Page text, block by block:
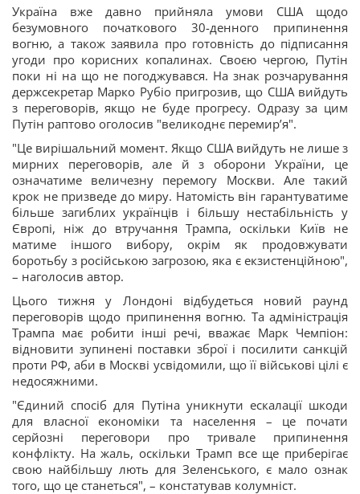
Україна вже давно прийняла умови США щодо
безумовного початкового 30-денного припинення
вогню, а також заявила про готовність до підписання
угоди про корисних копалинах. Своєю чергою, Путін
поки ні на що не погоджувався. На знак розчарування
держсекретар Марко Рубіо пригрозив, що США вийдуть
з переговорів, якщо не буде прогресу. Одразу за цим
Путін раптово оголосив "великоднє перемирʼя".
"Це вирішальний момент. Якщо США вийдуть не лише з
мирних переговорів, але й з оборони України, це
означатиме величезну перемогу Москви. Але такий
крок не призведе до миру. Натомість він гарантуватиме
більше загиблих українців і більшу нестабільність у
Європі, ніж до втручання Трампа, оскільки Київ не
матиме іншого вибору, окрім як продовжувати
боротьбу з російською загрозою, яка є екзистенційною",
– наголосив автор.
Цього тижня у Лондоні відбудеться новий раунд
переговорів щодо припинення вогню. Та адміністрація
Трампа має робити інші речі, вважає Марк Чемпіон:
відновити зупинені поставки зброї і посилити санкцій
проти РФ, аби в Москві усвідомили, що її військові цілі є
недосяжними.
"Єдиний спосіб для Путіна уникнути ескалації шкоди
для власної економіки та населення – це почати
серйозні переговори про тривале припинення
конфлікту. На жаль, оскільки Трамп все ще приберігає
свою найбільшу лють для Зеленського, є мало ознак
того, що це станеться", – констатував колумніст.